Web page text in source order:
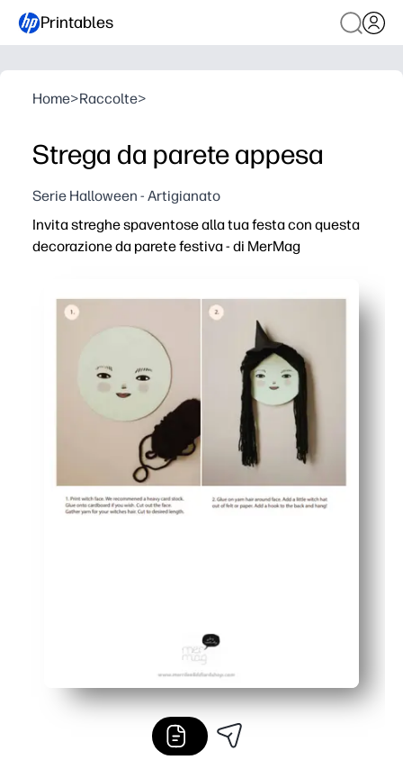
Printables
Home>Raccolte>
Strega da parete appesa
Serie Halloween - Artigianato
Invita streghe spaventose alla tua festa con questa
decorazione da parete festiva - di MerMag